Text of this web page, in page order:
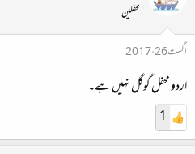
محفلین
اگست 26، 2017
اردو محفل گوگل نہیں ہے۔
1